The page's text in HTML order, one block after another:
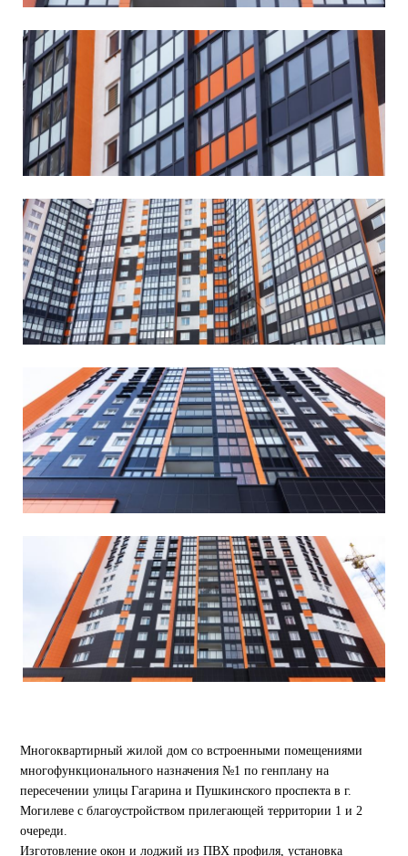
Многоквартирный жилой дом со встроенными помещениями
многофункционального назначения №1 по генплану на
пересечении улицы Гагарина и Пушкинского проспекта в г.
Могилеве с благоустройством прилегающей территории 1 и 2
очереди.
Изготовление окон и лоджий из ПВХ профиля, установка